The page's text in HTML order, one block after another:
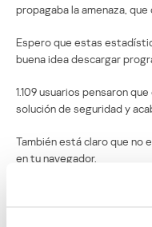
propagaba la amenaza,
Espero que estas
buena idea descargar
1.109 usuarios pensaron
solución de seguridad y
También está claro que no
en tu navegador.
Quizás te interese utilizar